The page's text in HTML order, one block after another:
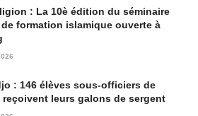
: La 10è édition du séminaire
formation islamique ouverte à
: 146 élèves sous-officiers de
reçoivent leurs galons de sergent